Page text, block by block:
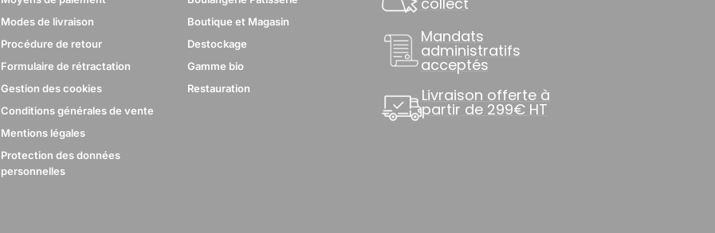
Modes de livraison
Procédure de retour
Formulaire de rétractation
Gestion des cookies
Conditions générales de vente
Mentions légales
Protection des données
personnelles
Boutique et Magasin
Destockage
Gamme bio
Restauration
Mandats
administratifs
acceptés
Livraison offerte à
partir de 299€ HT